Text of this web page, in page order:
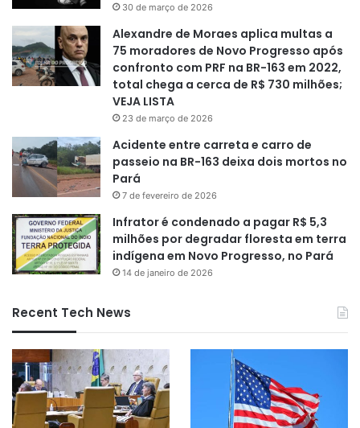
30 de março de 2026
Alexandre de Moraes aplica multas a
75 moradores de Novo Progresso após
confronto com PRF na BR-163 em 2022,
total chega a cerca de R$ 730 milhões;
VEJA LISTA
23 de março de 2026
Acidente entre carreta e carro de
passeio na BR-163 deixa dois mortos no
Pará
7 de fevereiro de 2026
Infrator é condenado a pagar R$ 5,3
milhões por degradar floresta em terra
indígena em Novo Progresso, no Pará
14 de janeiro de 2026
Recent Tech News